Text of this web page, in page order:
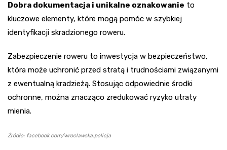
Dobra dokumentacja i unikalne oznakowanie to
kluczowe elementy, które mogą pomóc w szybkiej
identyfikacji skradzionego roweru.
Zabezpieczenie roweru to inwestycja w bezpieczeństwo,
która może uchronić przed stratą i trudnościami związanymi
z ewentualną kradzieżą. Stosując odpowiednie środki
ochronne, można znacząco zredukować ryzyko utraty
mienia.
Źródło: facebook.com/wroclawska.policja